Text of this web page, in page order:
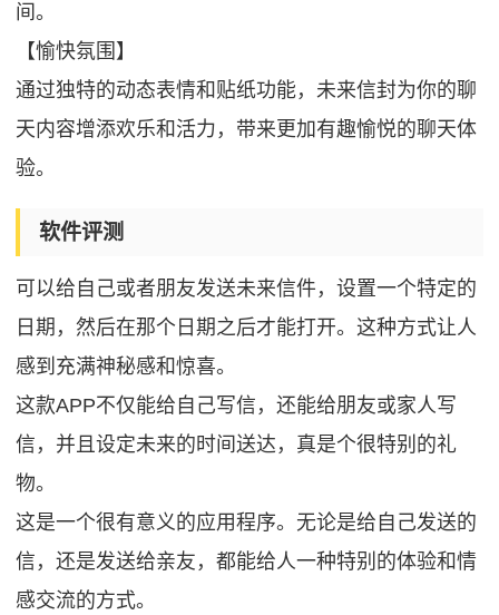
间。
【愉快氛围】
通过独特的动态表情和贴纸功能，未来信封为你的聊
天内容增添欢乐和活力，带来更加有趣愉悦的聊天体
验。
软件评测
可以给自己或者朋友发送未来信件，设置一个特定的
日期，然后在那个日期之后才能打开。这种方式让人
感到充满神秘感和惊喜。
这款APP不仅能给自己写信，还能给朋友或家人写
信，并且设定未来的时间送达，真是个很特别的礼
物。
这是一个很有意义的应用程序。无论是给自己发送的
信，还是发送给亲友，都能给人一种特别的体验和情
感交流的方式。